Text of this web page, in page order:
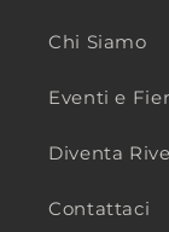
Chi Siamo
Eventi e
Diventa
Contattaci